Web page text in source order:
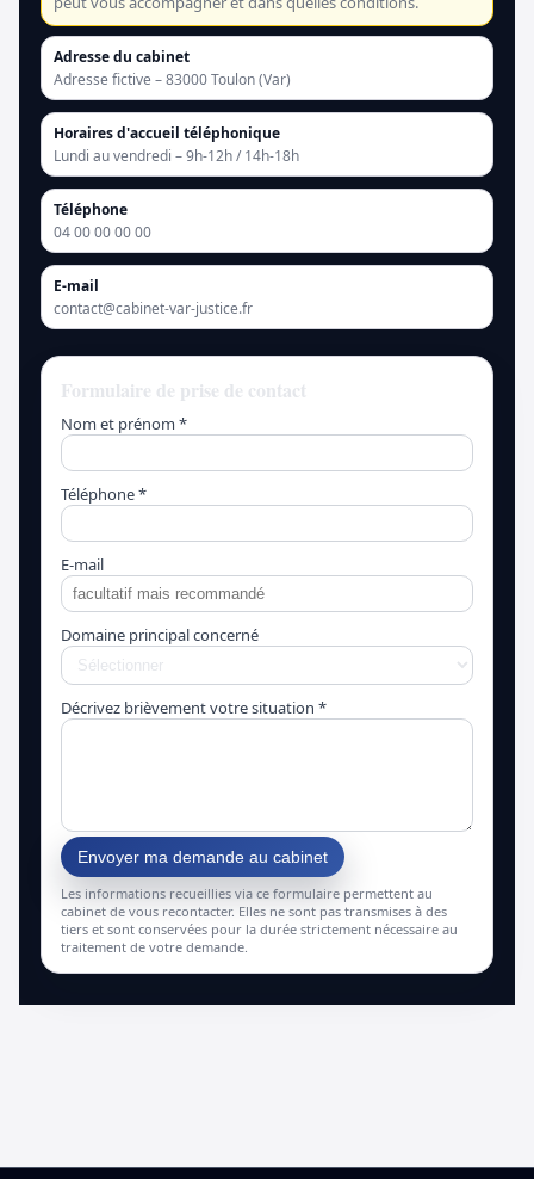
Adresse du cabinet
Adresse fictive – 83000 Toulon (Var)
Horaires d'accueil téléphonique
Lundi au vendredi – 9h-12h / 14h-18h
Téléphone
04 00 00 00 00
E-mail
contact@cabinet-var-justice.fr
Formulaire de prise de contact
Nom et prénom *
Téléphone *
E-mail
Domaine principal concerné
Décrivez brièvement votre situation *
Envoyer ma demande au cabinet
Les informations recueillies via ce formulaire permettent au
cabinet de vous recontacter. Elles ne sont pas transmises à des
tiers et sont conservées pour la durée strictement nécessaire au
traitement de votre demande.